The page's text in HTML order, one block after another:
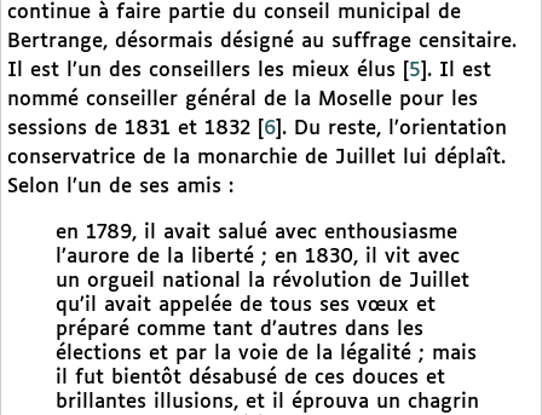
continue à faire partie du conseil municipal de
Bertrange, désormais désigné au suffrage censitaire.
Il est l’un des conseillers les mieux élus
5 . Il est
nommé conseiller général de la Moselle pour les
sessions de 1831 et 1832
6 . Du reste, l’orientation
conservatrice de la monarchie de Juillet lui déplaît.
Selon l’un de ses amis :
en 1789, il avait salué avec enthousiasme
l’aurore de la liberté ; en 1830, il vit avec
un orgueil national la révolution de Juillet
qu’il avait appelée de tous ses vœux et
préparé comme tant d’autres dans les
élections et par la voie de la légalité ; mais
il fut bientôt désabusé de ces douces et
brillantes illusions, et il éprouva un chagrin